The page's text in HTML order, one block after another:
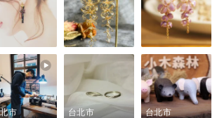
佩戴後可放回小卡上，令耳環保存得更好
油，但不建議沖涼及游泳時使用
市 台北市 台北市